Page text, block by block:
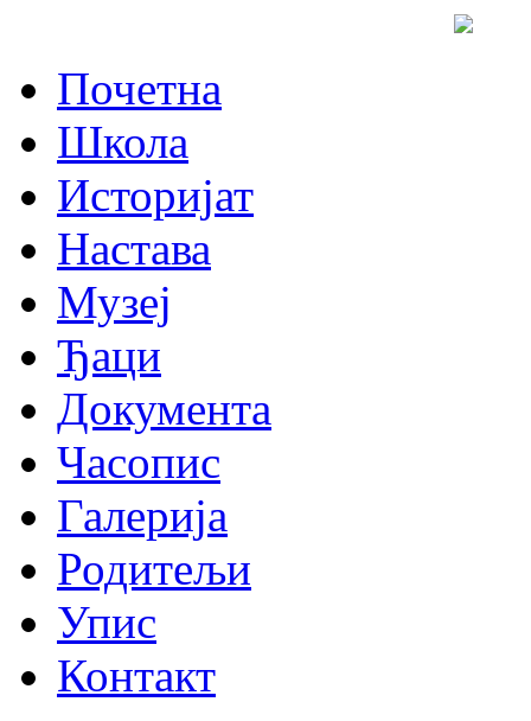
Почетна
Школа
Историјат
Настава
Музеј
Ђаци
Документа
Часопис
Галерија
Родитељи
Упис
Контакт